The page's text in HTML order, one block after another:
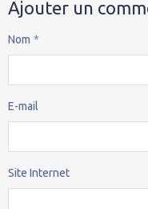
Ajouter un
Nom
E-mail
Site Internet